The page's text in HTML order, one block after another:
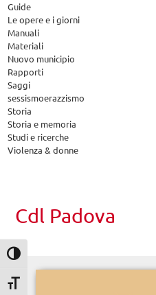
Attiva/disattiva alto contrasto
Attiva/disattiva dimensione testo
Guide
Le opere e i giorni
Manuali
Materiali
Nuovo municipio
Rapporti
Saggi
sessismoerazzismo
Storia
Storia e memoria
Studi e ricerche
Violenza & donne
Cdl Padova